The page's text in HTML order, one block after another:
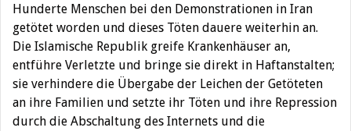
Hunderte Menschen bei den Demonstrationen in Iran
getötet worden und dieses Töten dauere weiterhin an.
Die Islamische Republik greife Krankenhäuser an,
entführe Verletzte und bringe sie direkt in Haftanstalten;
sie verhindere die Übergabe der Leichen der Getöteten
an ihre Familien und setzte ihr Töten und ihre Repression
durch die Abschaltung des Internets und die